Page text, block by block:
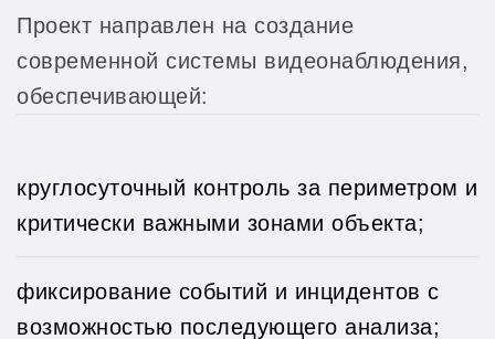
Проект направлен на создание
современной системы видеонаблюдения,
обеспечивающей:
круглосуточный контроль за периметром и
критически важными зонами объекта;
фиксирование событий и инцидентов с
возможностью последующего анализа;